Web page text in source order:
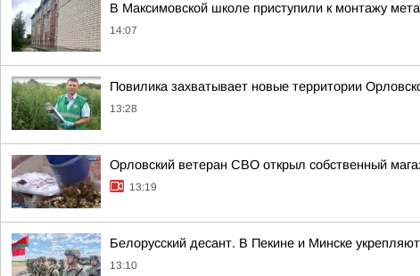
В Максимовской школе приступили к монтажу
14:07
Повилика захватывает новые территории
13:28
Орловский ветеран СВО открыл собственный
13:19
Белорусский десант. В Пекине и Минске
13:10